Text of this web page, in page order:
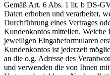
Gemäß Art. 6 Abs. 1 lit. b DS-
Daten erhoben und verarbeitet,
Durchführung eines Vertrages
Kundenkontos mitteilen. Welche
jeweiligen Eingabeformularen
Kundenkontos ist jederzeit
an die o.g. Adresse des
und verwenden die von Ihnen